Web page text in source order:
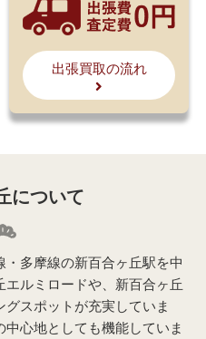
出張買取の流れ
について
多摩線の新百合ヶ丘駅を中
ルミロードや、新百合ヶ丘
スポットが充実していま
心地としても機能していま